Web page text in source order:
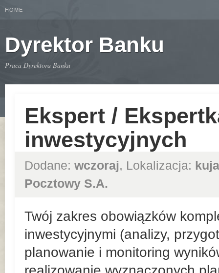
HOME
Dyrektor Banku
Praca Dyrektora Banku
Ekspert /
inwestycyjnych
Dodane: wczoraj, Lokalizacja:
Pocztowy S.A.
Twój zakres obowiązków
inwestycyjnymi (analizy,
planowanie i monitoring